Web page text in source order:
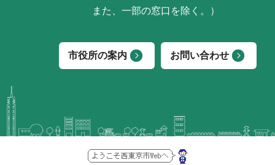
また、一部の窓口を除く。）
市役所の案内 お問い合わせ